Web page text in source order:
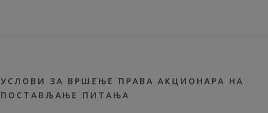
УСЛОВИ ЗА ВРШЕЊЕ ПРАВА АКЦИОНАРА НА
ПОСТАВЉАЊЕ ПИТАЊА